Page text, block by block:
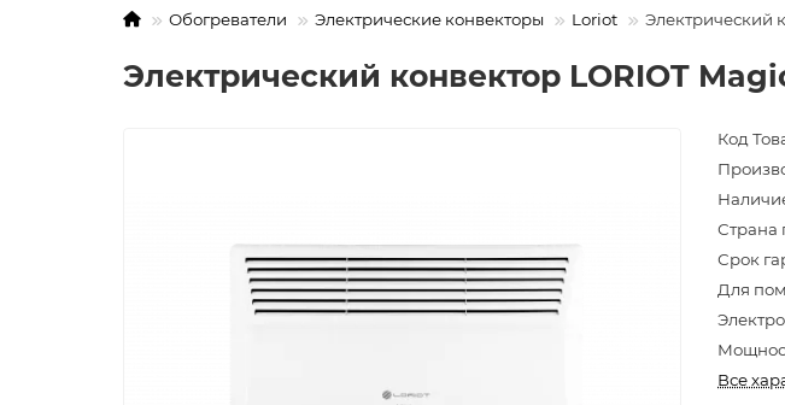
Обогреватели Электрические конвекторы Loriot Электрический
Электрический конвектор LORIOT
Код
Страна
Срок
Для
Все